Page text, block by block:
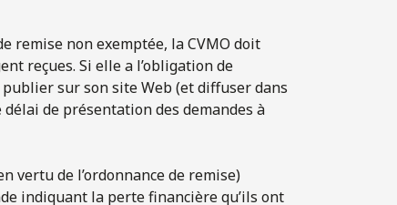
remise non exemptée, la CVMO doit
reçues. Si elle a l’obligation de
sur son site Web (et diffuser dans
de présentation des demandes à
vertu de l’ordonnance de remise)
indiquant la perte financière qu’ils ont